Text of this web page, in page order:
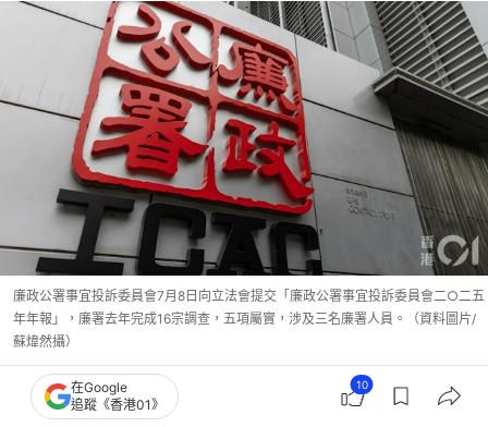
廉政公署事宜投訴委員會7月8日向立法會提交「廉政公署事宜投訴委員會二○二五
年年報」，廉署去年完成16宗調查，五項屬實，涉及三名廉署人員。（資料圖片/
蘇煒然攝）
在Google
追蹤《香港01》
10